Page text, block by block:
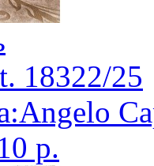
18322/25
р.